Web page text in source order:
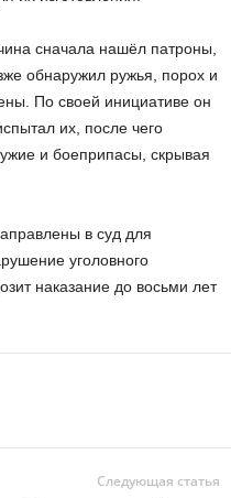
сначала нашёл патроны,
обнаружил ружья, порох и
По своей инициативе он
их, после чего
и боеприпасы, скрывая
в суд для
уголовного
наказание до восьми лет
Следующая статья